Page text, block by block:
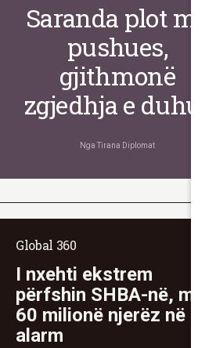
Saranda plot me
pushues,
gjithmonë
zgjedhja e duhur
Nga Tirana Diplomat
Global 360
I nxehti ekstrem
përfshin SHBA-në, mbi
60 milionë njerëz në
alarm